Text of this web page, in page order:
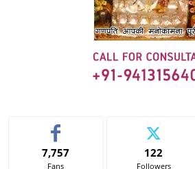
7,757
Fans
122
Followers